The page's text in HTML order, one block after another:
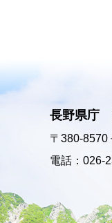
長野県庁
〒380-8570
電話：026-